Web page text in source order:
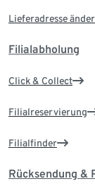
Lieferadresse
Filialabholung
Click & Collect
Filialreservierung
Filialfinder
Rücksendung &